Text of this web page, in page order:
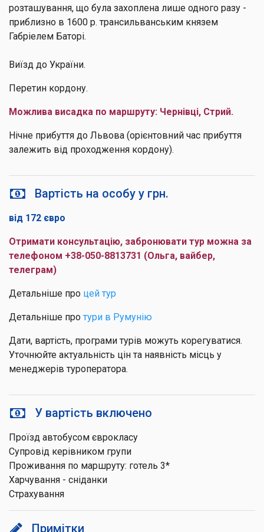
розташування, що була захоплена лише одного разу -
приблизно в 1600 р. трансильванським князем
Габріелем Баторі.
Виїзд до України.
Перетин кордону.
Можлива висадка по маршруту: Чернівці, Стрий.
Нічне прибуття до Львова (орієнтовний час прибуття
залежить від проходження кордону).
Вартість на особу у грн.
від 172 євро
Отримати консультацію, забронювати тур можна за
телефоном +38-050-8813731 (Ольга, вайбер,
телеграм)
Детальніше про цей тур
Детальніше про тури в Румунію
Дати, вартість, програми турів можуть корегуватися.
Уточнюйте актуальність цін та наявність місць у
менеджерів туроператора.
У вартість включено
Проїзд автобусом єврокласу
Супровід керівником групи
Проживання по маршруту: готель 3*
Харчування - сніданки
Страхування
Примітки